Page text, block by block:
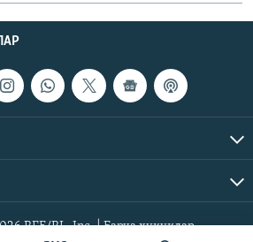
RFE/RL, Inc. | Барча ҳуқуқлар